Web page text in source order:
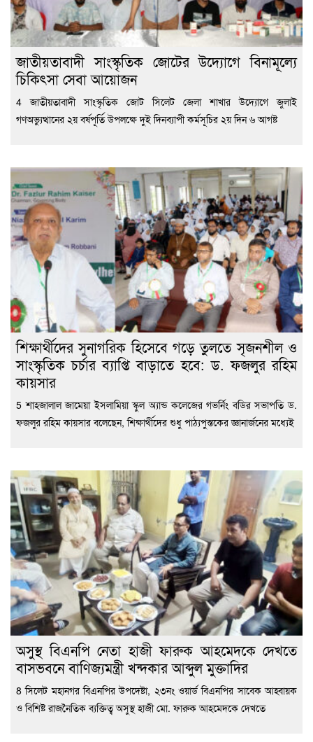
জাতীয়তাবাদী সাংস্কৃতিক জোটের উদ্যোগে বিনামূল্যে
চিকিৎসা সেবা আয়োজন
4 জাতীয়তাবাদী সাংস্কৃতিক জোট সিলেট জেলা শাখার উদ্যোগে জুলাই
গণঅভ্যুত্থানের ২য় বর্ষপূর্তি উপলক্ষে দুই দিনব্যাপী কর্মসূচির ২য় দিন ৬ আগষ্ট
শিক্ষার্থীদের সুনাগরিক হিসেবে গড়ে তুলতে সৃজনশীল ও
সাংস্কৃতিক চর্চার ব্যাপ্তি বাড়াতে হবে: ড. ফজলুর রহিম
কায়সার
5 শাহজালাল জামেয়া ইসলামিয়া স্কুল অ্যান্ড কলেজের গভর্নিং বডির সভাপতি ড.
ফজলুর রহিম কায়সার বলেছেন, শিক্ষার্থীদের শুধু পাঠ্যপুস্তকের জ্ঞানার্জনের মধ্যেই
অসুস্থ বিএনপি নেতা হাজী ফারুক আহমেদকে দেখতে
বাসভবনে বাণিজ্যমন্ত্রী খন্দকার আব্দুল মুক্তাদির
8 সিলেট মহানগর বিএনপির উপদেষ্টা, ২৩নং ওয়ার্ড বিএনপির সাবেক আহ্বায়ক
ও বিশিষ্ট রাজনৈতিক ব্যক্তিত্ব অসুস্থ হাজী মো. ফারুক আহমেদকে দেখতে